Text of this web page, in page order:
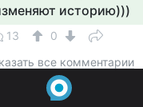
историю)))
13
0
все комментарии